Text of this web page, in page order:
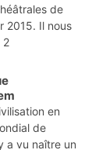
de
2015. Il nous
2
en
de
a vu naître un